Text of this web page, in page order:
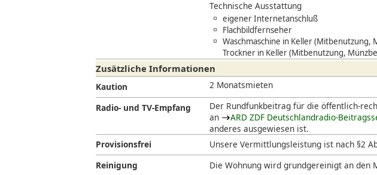
Technische Ausstattung
eigener Internetanschluß
Flachbildfernseher
Waschmaschine in Keller (Mitbenutzung,
Trockner in Keller (Mitbenutzung,
Zusätzliche Informationen
Kaution
2 Monatsmieten
Radio- und TV-Empfang
Der Rundfunkbeitrag für die öffentlich-
an
ARD ZDF Deutschlandradio-
anderes ausgewiesen ist.
Provisionsfrei
Unsere Vermittlungsleistung ist nach §2
Reinigung
Die Wohnung wird grundgereinigt an den